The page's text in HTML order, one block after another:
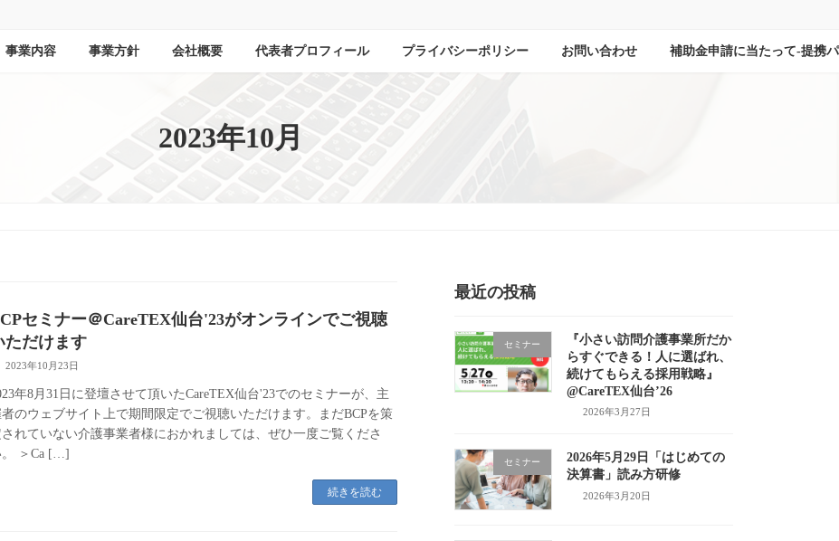
事業内容 事業方針 会社概要 代表者プロフィール プライバシーポリシー お問い合わせ 補助金申請に当たって-提携
2023年10月
セミナー＠CareTEX仙台'23がオンラインでご視聴
ただけます
2023年10月23日
年8月31日に登壇させて頂いたCareTEX仙台'23でのセミナーが、主
のウェブサイト上で期間限定でご視聴いただけます。まだBCPを策
されていない介護事業者様におかれましては、ぜひ一度ご覧くださ
。 ＞Ca […]
続きを読む
最近の投稿
セミナー
『小さい訪問介護事業所だか
らすぐできる！人に選ばれ、
続けてもらえる採用戦略』
@CareTEX仙台’26
2026年3月27日
セミナー
2026年5月29日「はじめての
決算書」読み方研修
2026年3月20日